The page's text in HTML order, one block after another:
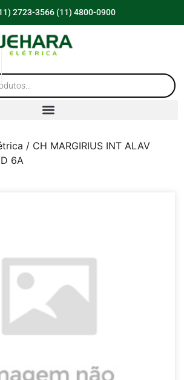
2723-3566 (11) 4800-0900
/ CH MARGIRIUS INT ALAV
6A